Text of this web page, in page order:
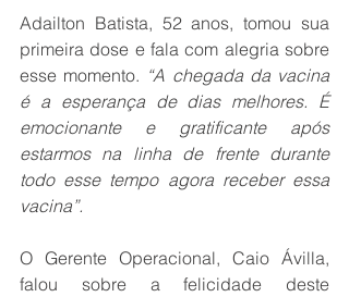
Adailton Batista, 52 anos, tomou sua
primeira dose e fala com alegria sobre
esse momento. “A chegada da vacina
é a esperança de dias melhores. É
emocionante e gratificante após
estarmos na linha de frente durante
todo esse tempo agora receber essa
vacina”.
O Gerente Operacional, Caio Ávilla,
falou sobre a felicidade deste